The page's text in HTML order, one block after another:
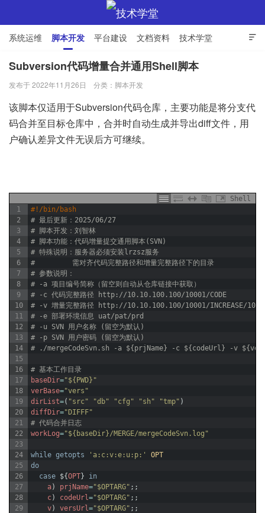

系统运维 脚本开发 平台建设 文档资料 技术学堂
Subversion代码增量合并通用Shell脚本
发布于 2022年11月26日 分类： 脚本开发
该脚本仅适用于Subversion代码仓库，主要功能是将分支代
码合并至目标仓库中，合并时自动生成并导出diff文件，用
户确认差异文件无误后方可继续。
Shell
1
2
3
4
5
6
7
8
9
10
11
12
13
14
15
16
17
18
19
20
21
22
23
24
25
26
27
28
29
#!/bin/bash
# 最后更新：2025/06/27
# 脚本开发：刘智林
# 脚本功能：代码增量提交通用脚本(SVN)
# 特殊说明：服务器必须安装lrzsz服务
#         需对齐代码完整路径和增量完整路径下的目录
# 参数说明：
# -a 项目编号简称（留空则自动从仓库链接中获取）
# -c 代码完整路径 http://10.10.100.100/10001/CODE
# -v 增量完整路径 http://10.10.100.100/10001/INCREASE/
# -e 部署环境信息 uat/pat/prd
# -u SVN 用户名称 (留空为默认)
# -p SVN 用户密码 (留空为默认)
# ./mergeCodeSvn.sh -a ${prjName} -c ${codeUrl} -v
# 基本工作目录
baseDir="${PWD}"
verBase="vers"
dirList=( "src" "db" "cfg" "sh" "tmp" )
diffDir="DIFFF"
# 代码合并日志
workLog="${baseDir}/MERGE/mergeCodeSvn.log"
while getopts 'a:c:v:e:u:p:'
OPT
do
case ${OPT}
in
a) prjName="$OPTARG" ; ;
c) codeUrl="$OPTARG" ; ;
v) versUrl="$OPTARG" ; ;